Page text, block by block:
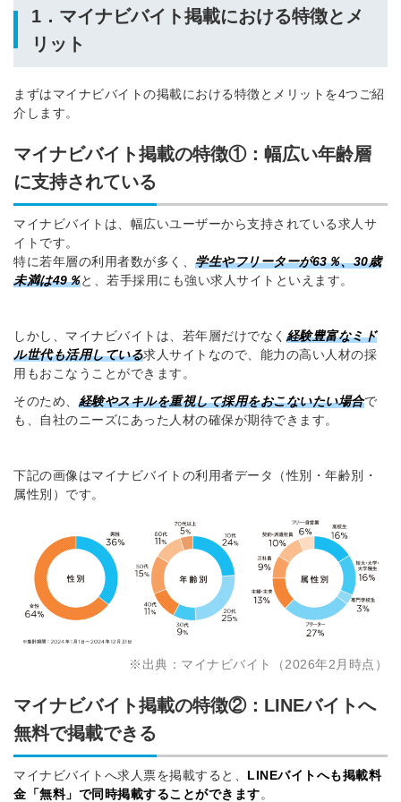
1． マイナビバイト掲載における特徴とメ
リット
まずはマイナビバイトの掲載における特徴とメリットを4つご紹
介します。
マイナビバイト掲載の特徴①：幅広い年齢層
に支持されている
マイナビバイトは、幅広いユーザーから支持されている求人サ
イトです。
特に若年層の利用者数が多く、 学生やフリーターが63％、30歳
未満は49％と、若手採用にも強い求人サイトといえます。
しかし、マイナビバイトは、若年層だけでなく 経験豊富なミド
ル世代も活用している求人サイトなので、能力の高い人材の採
用もおこなうことができます。
そのため、 経験やスキルを重視して採用をおこないたい場合で
も、自社のニーズにあった人材の確保が期待できます。
下記の画像はマイナビバイトの利用者データ（性別・年齢別・
属性別）です。
※出典：マイナビバイト（2026年2月時点）
マイナビバイト掲載の特徴②：LINEバイトへ
無料で掲載できる
マイナビバイトへ求人票を掲載すると、 LINEバイトへも掲載料
金「無料」 で同時掲載することができます。